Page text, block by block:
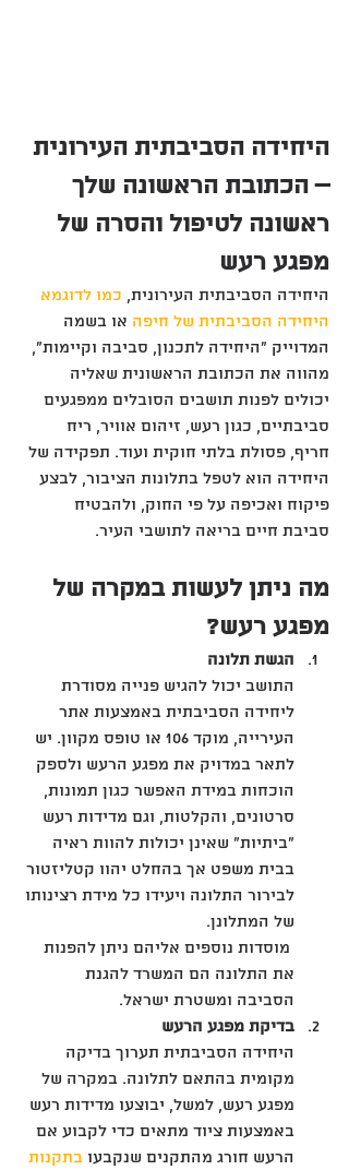
היחידה הסביבתית העירונית
– הכתובת הראשונה שלך
ראשונה לטיפול והסרה של
מפגע רעש
היחידה הסביבתית העירונית, כמו לדוגמא
היחידה הסביבתית של חיפה או בשמה
המדוייק "היחידה לתכנון, סביבה וקיימות",
מהווה את הכתובת הראשונית שאליה
יכולים לפנות תושבים הסובלים ממפגעים
סביבתיים, כגון רעש, זיהום אוויר, ריח
חריף, פסולת בלתי חוקית ועוד. תפקידה של
היחידה הוא לטפל בתלונות הציבור, לבצע
פיקוח ואכיפה על פי החוק, ולהבטיח
סביבת חיים בריאה לתושבי העיר.
מה ניתן לעשות במקרה של
מפגע רעש?
הגשת תלונה
התושב יכול להגיש פנייה מסודרת
ליחידה הסביבתית באמצעות אתר
העירייה, מוקד 106 או טופס מקוון. יש
לתאר במדויק את מפגע הרעש ולספק
הוכחות במידת האפשר כגון תמונות,
סרטונים, והקלטות, וגם מדידות רעש
"ביתיות" שאינן יכולות להוות ראיה
בבית משפט אך בהחלט יהוו קטליזטור
לבירור התלונה ויעידו כל מידת רצינותו
של המתלונן.
מוסדות נוספים אליהם ניתן להפנות
את התלונה הם המשרד להגנת
הסביבה ומשטרת ישראל.
בדיקת מפגע הרעש
היחידה הסביבתית תערוך בדיקה
מקומית בהתאם לתלונה. במקרה של
מפגע רעש, למשל, יבוצעו מדידות רעש
באמצעות ציוד מתאים כדי לקבוע אם
הרעש חורג מהתקנים שנקבעו בתקנות